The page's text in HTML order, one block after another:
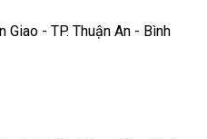
Giao - TP. Thuận An - Bình